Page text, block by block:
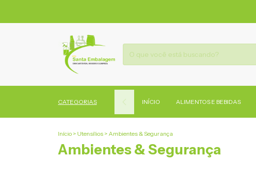
CATEGORIAS INÍCIO ALIMENTOS E BEBIDAS
Início > Utensílios > Ambientes & Segurança
Ambientes & Segurança